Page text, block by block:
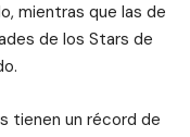
mientras que las de
de los Stars de
tienen un récord de